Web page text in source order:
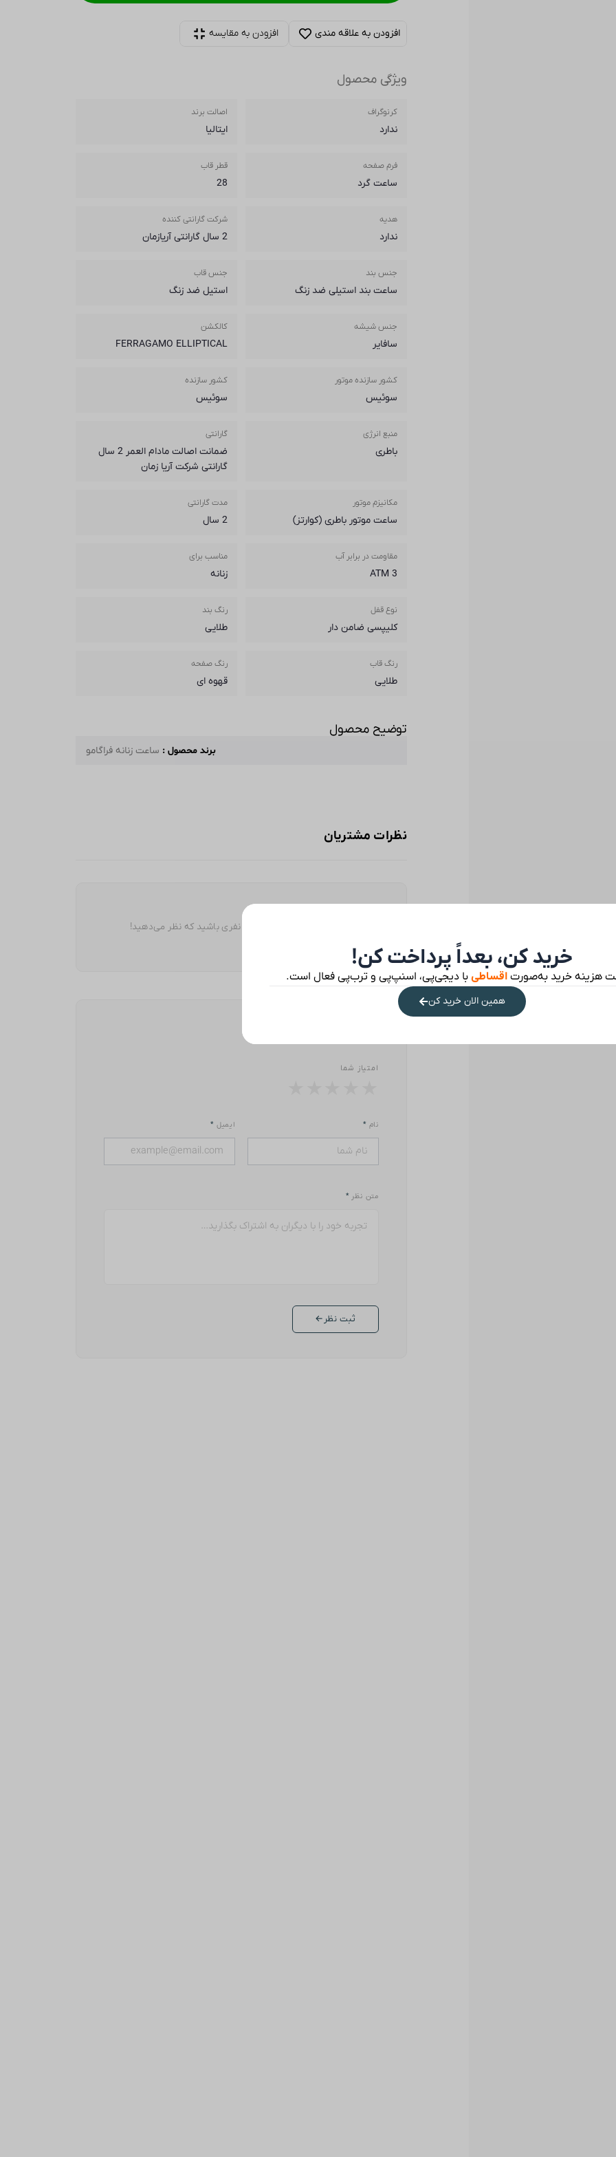
افزودن به علاقه مندی افزودن به مقایسه
ویژگی محصول
کرنوگراف
ندارد
اصالت برند
ایتالیا
فرم صفحه
ساعت گرد
قطر قاب
28
هدیه
ندارد
شرکت گارانتی کننده
2 سال گارانتی آریازمان
جنس بند
ساعت بند استیلی ضد زنگ
جنس قاب
استیل ضد زنگ
جنس شیشه
سافایر
کالکشن
FERRAGAMO ELLIPTICAL
کشور سازنده موتور
سوئیس
کشور سازنده
سوئیس
منبع انرژی
باطری
گارانتی
ضمانت اصالت مادام العمر 2 سال
گارانتی شرکت آریا زمان
مکانیزم موتور
ساعت موتور باطری (کوارتز)
مدت گارانتی
2 سال
مقاومت در برابر آب
3 ATM
مناسب برای
زنانه
نوع قفل
کلیپسی ضامن دار
رنگ بند
طلایی
رنگ قاب
طلایی
رنگ صفحه
قهوه ای
توضیح محصول
برند محصول : ساعت زنانه فراگامو
نظرات مشتریان
هنوز نظری ثبت نشده. اولین نفری باشید که نظر می‌دهید!
امتیاز شما
نام* ایمیل *
متن نظر*
ثبت نظر ←
خرید کن، بعداً پرداخت کن!
هزینه خرید به‌صورتاقساطی با دیجی‌پی، اسنپ‌پی و ترب‌پی فعال است.
همین الان خرید کن